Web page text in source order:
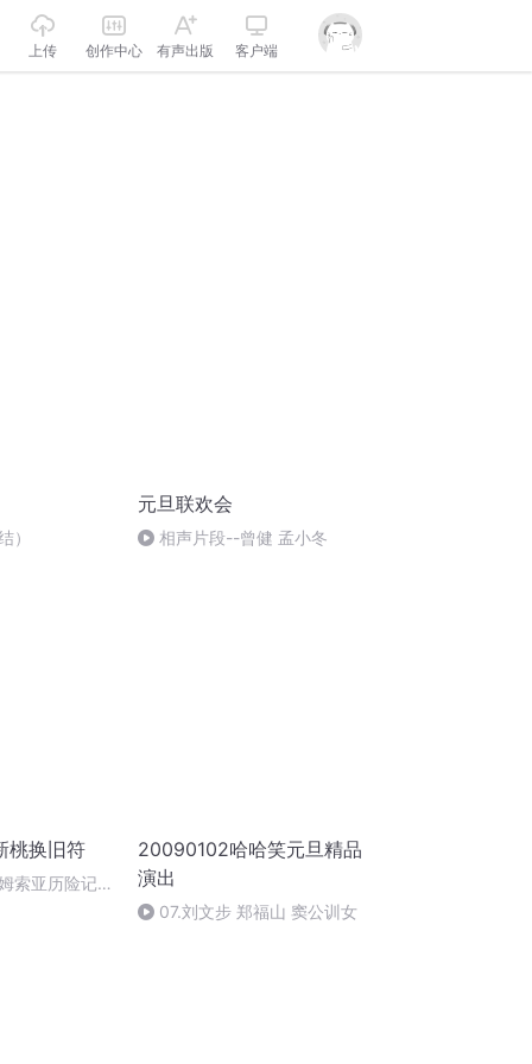
上传 创作中心 有声出版 客户端
）
元旦联欢会
相声片段--曾健 孟小冬
桃换旧符
索亚历险记
20090102哈哈笑元旦精品
演出
07.刘文步 郑福山 窦公训女